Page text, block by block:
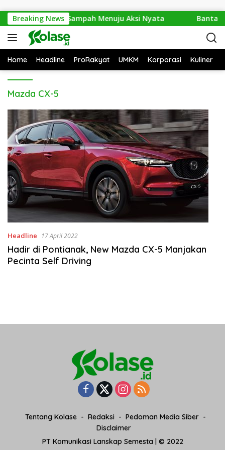
Breaking News
2026: Dari Isu Sampah Menuju Aksi Nyata Bantai
Home Headline ProRakyat UMKM Korporasi Kuliner
Mazda CX-5
Headline 17 April 2022
Hadir di Pontianak, New Mazda CX-5 Manjakan
Pecinta Self Driving
Tentang Kolase Redaksi
Pedoman Media Siber
Disclaimer
PT Komunikasi Lanskap Semesta | © 2022